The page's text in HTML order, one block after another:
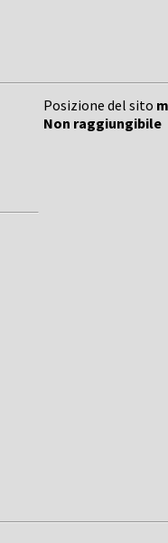
Posizione del sito
Non raggiungibile